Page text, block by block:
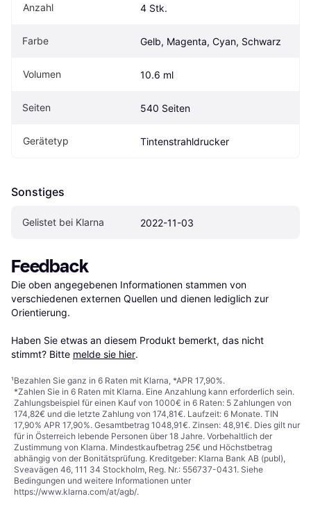
Anzahl 4 Stk.
Farbe Gelb, Magenta, Cyan, Schwarz
Volumen 10.6 ml
Seiten 540 Seiten
Gerätetyp Tintenstrahldrucker
Sonstiges
Gelistet bei Klarna 2022-11-03
Feedback
Die oben angegebenen Informationen stammen von
verschiedenen externen Quellen und dienen lediglich zur
Orientierung.
Haben Sie etwas an diesem Produkt bemerkt, das nicht
stimmt? Bitte melde sie hier.
¹Bezahlen Sie ganz in 6 Raten mit Klarna, *APR 17,90%.
*Zahlen Sie in 6 Raten mit Klarna. Eine Anzahlung kann erforderlich sein.
Zahlungsbeispiel für einen Kauf von 1000€ in 6 Raten: 5 Zahlungen von
174,82€ und die letzte Zahlung von 174,81€. Laufzeit: 6 Monate. TIN
17,90% APR 17,90%. Gesamtbetrag 1048,91€. Zinsen: 48,91€. Dies gilt nur
für in Österreich lebende Personen über 18 Jahre. Vorbehaltlich der
Zustimmung von Klarna. Mindestkaufbetrag 25€ und Höchstbetrag
abhängig von der Bonitätsprüfung. Kreditgeber: Klarna Bank AB (publ),
Sveavägen 46, 111 34 Stockholm, Reg. Nr.: 556737-0431. Siehe
Bedingungen und weitere Informationen unter
https://www.klarna.com/at/agb/.